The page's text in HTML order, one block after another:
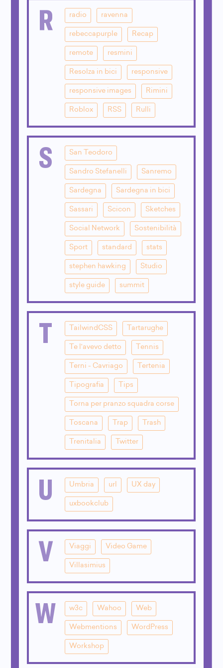
R radio ravenna
rebeccapurple Recap
remote resmini
Resolza in bici responsive
responsive images Rimini
Roblox RSS Rulli
S San Teodoro
Sandro Stefanelli Sanremo
Sardegna Sardegna in bici
Sassari Scicon Sketches
Social Network Sostenibilità
Sport standard stats
stephen hawking Studio
style guide summit
T TailwindCSS Tartarughe
Te l'avevo detto Tennis
Terni - Cavriago Tertenia
Tipografia Tips
Torna per pranzo squadra corse
Toscana Trap Trash
Trenitalia Twitter
U Umbria url UX day
uxbookclub
V Viaggi Video Game
Villasimius
W w3c Wahoo Web
Webmentions WordPress
Workshop